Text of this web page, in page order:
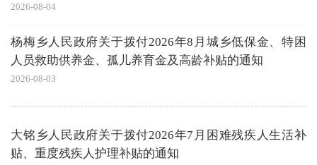
2026-08-04
杨梅乡人民政府关于拨付2026年8月城乡低保金、特困
人员救助供养金、孤儿养育金及高龄补贴的通知
2026-08-03
大铭乡人民政府关于拨付2026年7月困难残疾人生活补
贴、重度残疾人护理补贴的通知